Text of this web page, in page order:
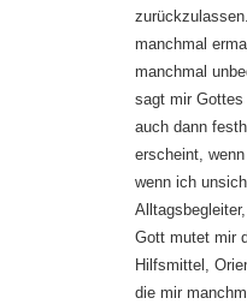
manchmal
manchmal
sagt mir
auch dann
erscheint,
wenn ich
Gott mutet mir
Hilfsmittel,
die mir